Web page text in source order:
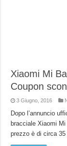
Xiaomi Mi
Coupon
3 Giugno, 2016
Dopo l’annuncio
bracciale Xiaomi
prezzo è di circa 35